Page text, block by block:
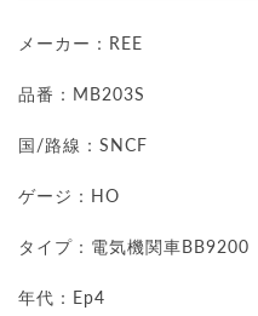
メーカー：REE
品番：MB203S
国/路線：SNCF
ゲージ：HO
タイプ：電気機関車BB9200
年代：Ep4